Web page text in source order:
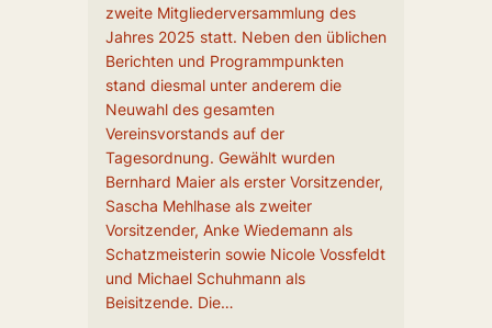
zweite Mitgliederversammlung des
Jahres 2025 statt. Neben den üblichen
Berichten und Programmpunkten
stand diesmal unter anderem die
Neuwahl des gesamten
Vereinsvorstands auf der
Tagesordnung. Gewählt wurden
Bernhard Maier als erster Vorsitzender,
Sascha Mehlhase als zweiter
Vorsitzender, Anke Wiedemann als
Schatzmeisterin sowie Nicole Vossfeldt
und Michael Schuhmann als
Beisitzende. Die…